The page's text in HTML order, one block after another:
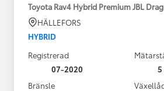
Toyota Rav4 Hybrid Premium JBL
HÄLLEFORS
HYBRID
Registrerad
07-2020
5
Bränsle